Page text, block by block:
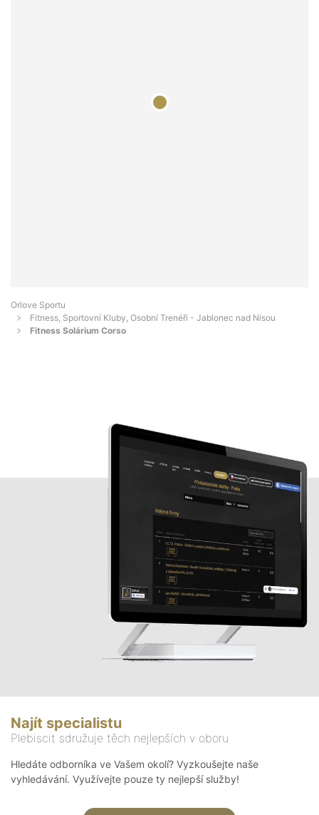
Orlove Sportu
Fitness, Sportovní Kluby, Osobní Trenéři - Jablonec nad Nisou
Fitness Solárium Corso
Najít specialistu
Plebiscit sdružuje těch nejlepších v oboru
Hledáte odborníka ve Vašem okolí? Vyzkoušejte naše
vyhledávání. Využívejte pouze ty nejlepší služby!